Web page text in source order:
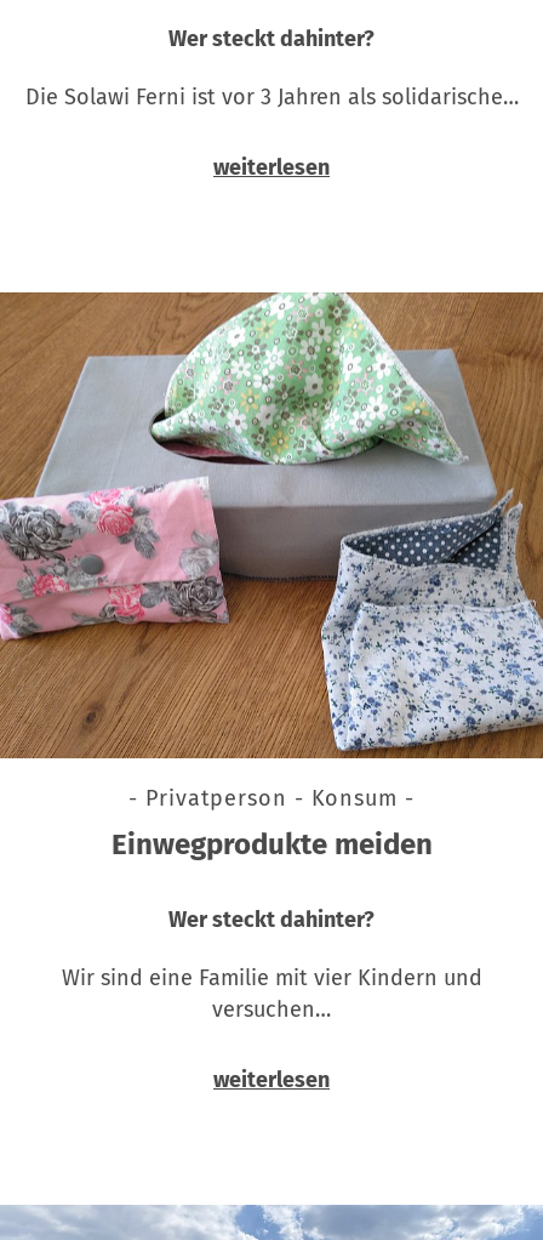
Wer steckt dahinter?
Die Solawi Ferni ist vor 3 Jahren als solidarische…
weiterlesen
- Privatperson - Konsum -
Einwegprodukte meiden
Wer steckt dahinter?
Wir sind eine Familie mit vier Kindern und
versuchen…
weiterlesen